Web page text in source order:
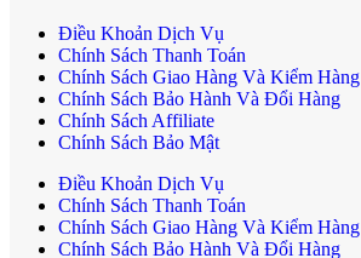
Điều Khoản Dịch Vụ
Chính Sách Thanh Toán
Chính Sách Giao Hàng Và Kiểm Hàng
Chính Sách Bảo Hành Và Đổi Hàng
Chính Sách Affiliate
Chính Sách Bảo Mật
Điều Khoản Dịch Vụ
Chính Sách Thanh Toán
Chính Sách Giao Hàng Và Kiểm Hàng
Chính Sách Bảo Hành Và Đổi Hàng